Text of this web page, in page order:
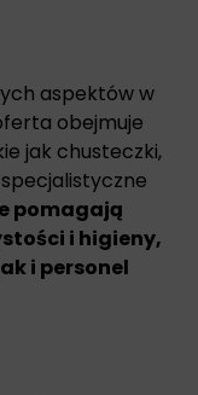
aspektów w
obejmuje
jak chusteczki,
pomagają
i higieny,
i personel